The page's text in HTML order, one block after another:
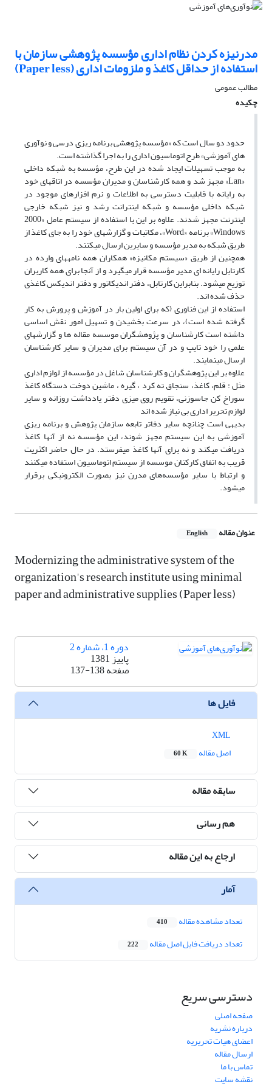
مدرنیزه کردن نظام اداری مؤسسه پژوهشی سازمان با
استفاده از حداقل کاغذ و ملزومات اداری (Paper less)
مطالب عمومی
چکیده
حدود دو سال است که «مؤسسه پژوهشی برنامه ریزی درسی و نوآوری
های آموزشی» طرح اتوماسیون اداری را به اجرا گذاشته است.
به موجب تسهیلات ایجاد شده در این طرح، مؤسسه به شبکه داخلی
«Lan» مجهز شد و همه کارشناسان و مدیران مؤسسه در اتاقهای خود
به رایانه با قابلیت دسترسی به اطلاعات و نرم افزارهای موجود در
شبکه داخلی مؤسسه و شبکه اینترانت رشد و نیز شبکه خارجی
اینترنت مجهز شدند. علاوه بر این با استفاده از سیستم عامل «2000
Windows» برنامه «Word»، مکاتبات و گزارشهای خود را به جای کاغذ از
طریق شبکه به مدیر مؤسسه و سایرین ارسال میکنند.
همچنین از طریق «سیستم مکانیزه» همکاران همه نامههای وارده در
کارتابل رایانه ای مدیر مؤسسه قرار میگیرد و از آنجا برای همه کاربران
توزیع میشود. بنابراین کارتابل، دفتر اندیکاتور و دفتر اندیکس کاغذی
حذف شده اند.
استفاده از این فناوری (که برای اولین بار در آموزش و پرورش به کار
گرفته شده است)، در سرعت بخشیدن و تسهیل امور نقش اساسی
داشته است کارشناسان و پژوهشگران موسسه مقاله ها و گزارشهای
علمی را خود تایپ و در آن سیستم برای مدیران و سایر کارشناسان
ارسال مینمایند.
علاوه بر این پژوهشگران و کارشناسان شاغل در مؤسسه از لوازم اداری
مثل : قلم، کاغذ، سنجاق ته کرد ، گیره ، ماشین دوخت دستگاه کاغذ
سوراخ کن جاسوزنی، تقویم روی میزی دفتر یادداشت روزانه و سایر
لوازم تحریر اداری بی نیاز شده اند
بدیهی است چنانچه سایر دفاتر تابعه سازمان پژوهش و برنامه ریزی
آموزشی به این سیستم مجهز شوند، این مؤسسه نه از آنها کاغذ
دریافت میکند و نه برای آنها کاغذ میفرستد. در حال حاضر اکثریت
قریب به اتفاق کارکنان موسسه از سیستم اتوماسیون استفاده میکنند
و ارتباط با سایر مؤسسه‌های مدرن نیز بصورت الکترونیکی برقرار
میشود.
عنوان مقاله English
Modernizing the administrative system of the
organization's research institute using minimal
paper and administrative supplies (Paper less)
دوره 1، شماره 2
پاییز 1381
صفحه137-138
فایل ها
اصل مقاله
60 K
سابقه مقاله
هم رسانی
ارجاع به این مقاله
آمار
تعداد مشاهده مقاله 410
تعداد دریافت فایل اصل مقاله 222
دسترسی سریع
صفحه اصلی
درباره نشریه
اعضای هیات تحریریه
ارسال مقاله
تماس با ما
نقشه سایت